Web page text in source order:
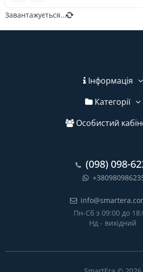
Завантажується...
Інформація
Категорії
Особистий
(098) 098-
Пн-Сб з 09:00 до
Нд - вихідний